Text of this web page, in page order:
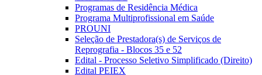
Programas de Residência Médica
Programa Multiprofissional em Saúde
PROUNI
Seleção de Prestadora(s) de Serviços de
Reprografia - Blocos 35 e 52
Edital - Processo Seletivo Simplificado (Direito)
Edital PEIEX